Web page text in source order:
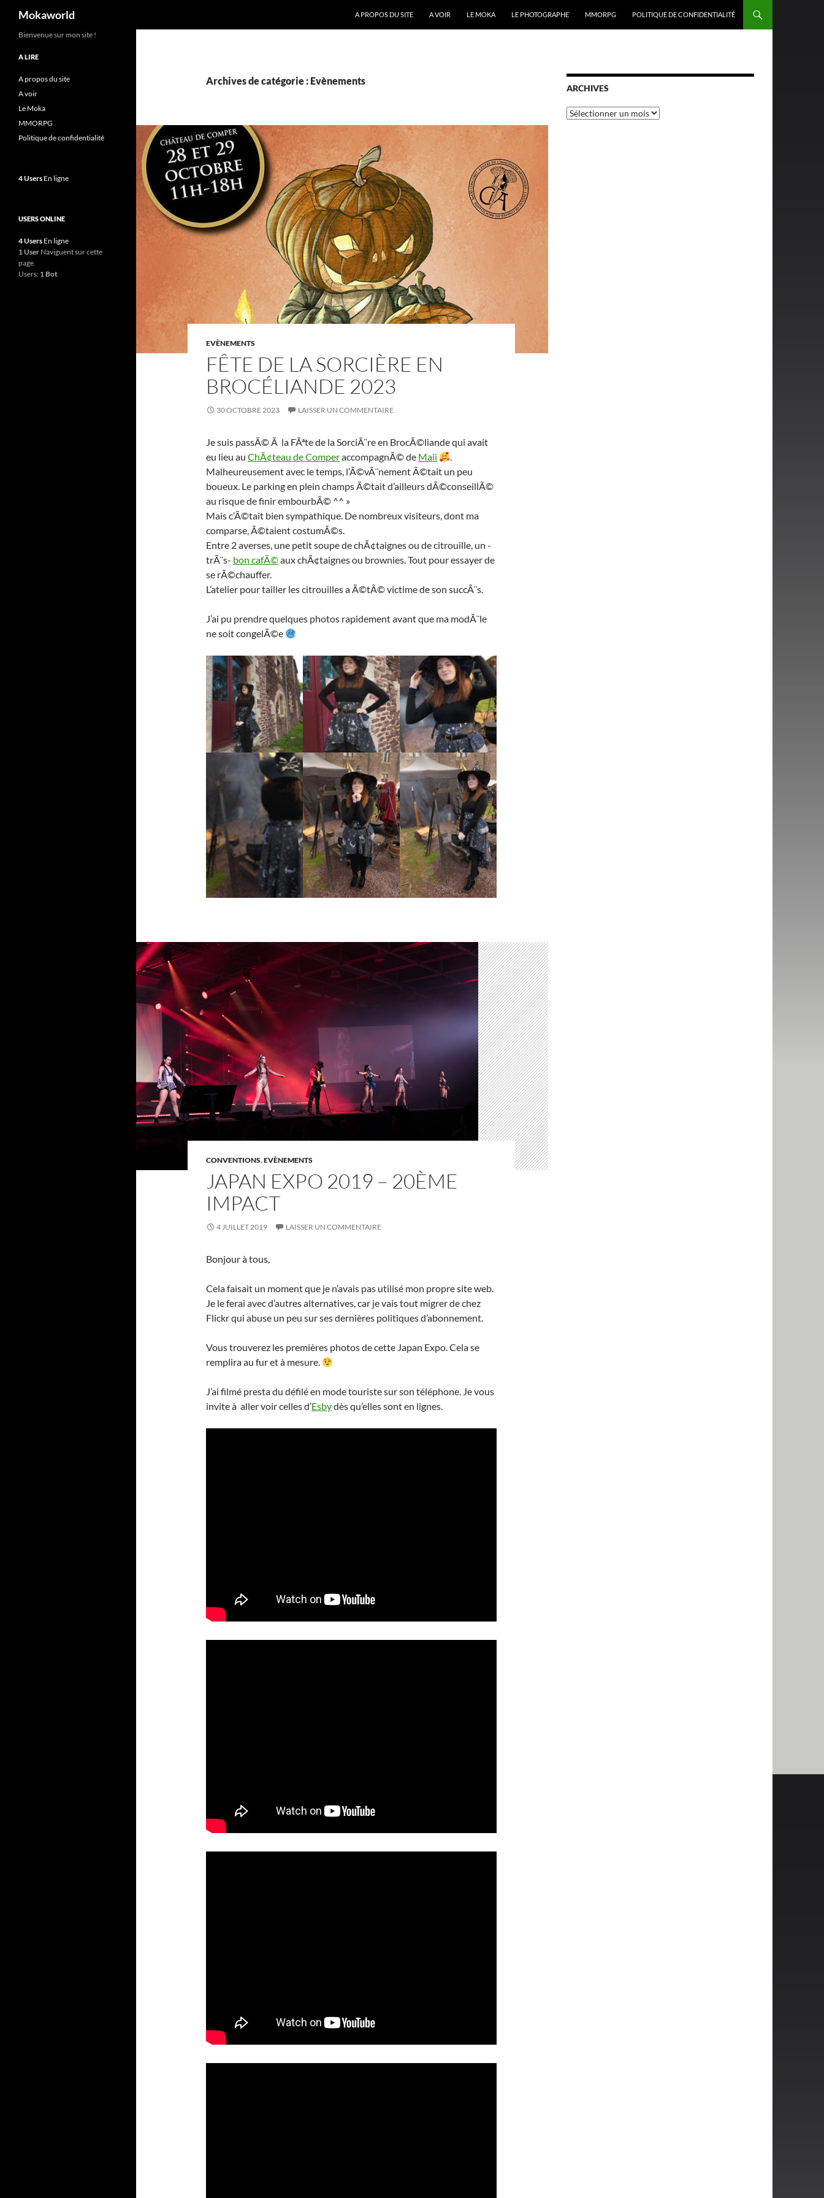
Aller
Mokaworld A PROPOS DU SITE A VOIR LE MOKA LE PHOTOGRAPHE MMORPG POLITIQUE DE CONFIDENTIALITÉ
Archives de catégorie : Evènements
EVÈNEMENTS
FÊTE DE LA SORCIÈRE EN
BROCÉLIANDE 2023
30 OCTOBRE 2023 LAISSER UN COMMENTAIRE
Je suis passÃ© Ã la FÃªte de la SorciÃ¨re en BrocÃ©liande qui avait
eu lieu au ChÃ¢teau de ComperaccompagnÃ© de Maii
.
Malheureusement avec le temps, l’Ã©vÃ¨nement Ã©tait un peu
boueux. Le parking en plein champs Ã©tait d’ailleurs dÃ©conseillÃ©
au risque de finir embourbÃ© ^^ »
Mais c’Ã©tait bien sympathique. De nombreux visiteurs, dont ma
comparse, Ã©taient costumÃ©s.
Entre 2 averses, une petit soupe de chÃ¢taignes ou de citrouille, un -
trÃ¨s- bon cafÃ©aux chÃ¢taignes ou brownies. Tout pour essayer de
se rÃ©chauffer.
L’atelier pour tailler les citrouilles a Ã©tÃ© victime de son succÃ¨s.
J’ai pu prendre quelques photos rapidement avant que ma modÃ¨le
ne soit congelÃ©e
CONVENTIONS,EVÈNEMENTS
JAPAN EXPO 2019 – 20ÈME
IMPACT
4 JUILLET 2019 LAISSER UN COMMENTAIRE
Bonjour à tous,
Cela faisait un moment que je n’avais pas utilisé mon propre site web.
Je le ferai avec d’autres alternatives, car je vais tout migrer de chez
Flickr qui abuse un peu sur ses dernières politiques d’abonnement.
Vous trouverez les premières photos de cette Japan Expo. Cela se
remplira au fur et à mesure.
J’ai filmé presta du défilé en mode touriste sur son téléphone. Je vous
invite à aller voir celles d’Esbydès qu’elles sont en lignes.
ARCHIVES
Archives
Bienvenue sur mon site !
A LIRE
A propos du site
A voir
Le Moka
MMORPG
Politique de confidentialité
4 Users En ligne
USERS ONLINE
4 Users En ligne
1 User Naviguent sur cette
page.
Users: 1 Bot